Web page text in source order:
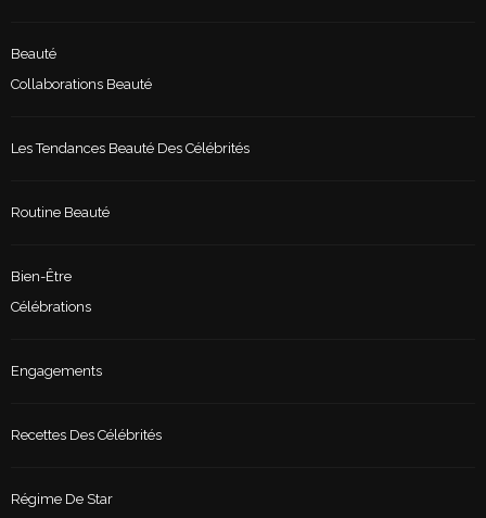
Beauté
Collaborations Beauté
Les Tendances Beauté Des Célébrités
Routine Beauté
Bien-Être
Célébrations
Engagements
Recettes Des Célébrités
Régime De Star